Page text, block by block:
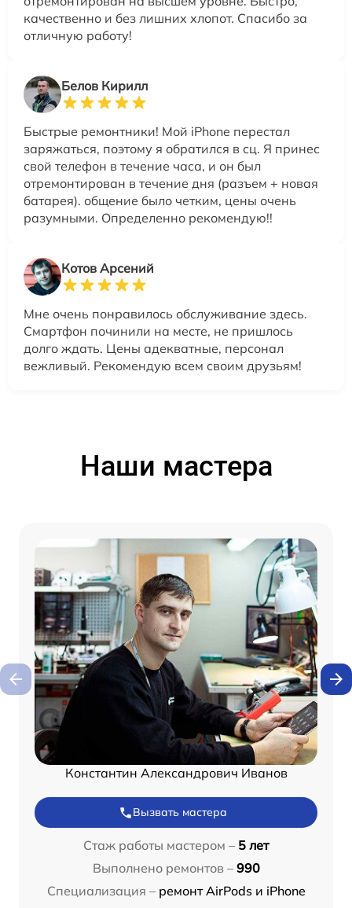
качественно и без лишних хлопот. Спасибо за
отличную работу!
Белов Кирилл
Быстрые ремонтники! Мой iPhone перестал
заряжаться, поэтому я обратился в сц. Я принес
свой телефон в течение часа, и он был
отремонтирован в течение дня (разъем + новая
батарея). общение было четким, цены очень
разумными. Определенно рекомендую!!
Котов Арсений
Мне очень понравилось обслуживание здесь.
Смартфон починили на месте, не пришлось
долго ждать. Цены адекватные, персонал
вежливый. Рекомендую всем своим друзьям!
Наши мастера
Константин Александрович Иванов
Вызвать мастера
Стаж работы мастером – 5 лет
Выполнено ремонтов – 990
Специализация – ремонт AirPods и iPhone